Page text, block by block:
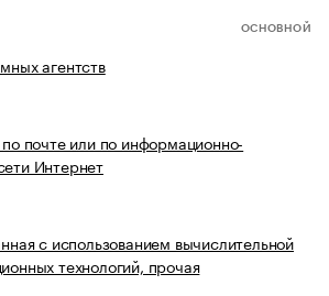
ОСНОВНОЙ
агентств
почте или по информационно-
Интернет
с использованием вычислительной
технологий, прочая